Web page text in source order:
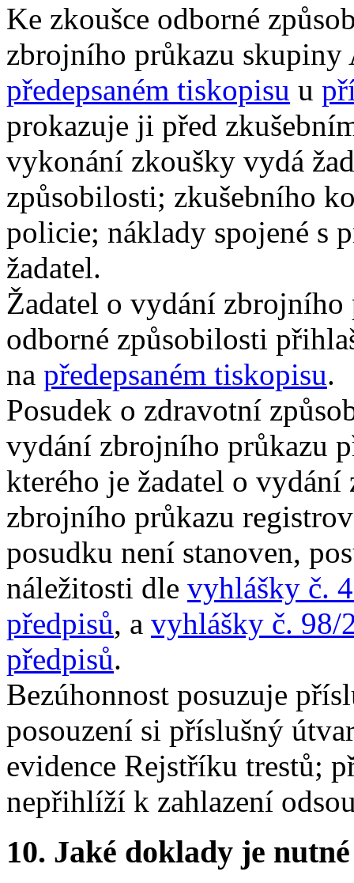
Ke zkoušce odborné
zbrojního průkazu skupiny
předepsaném tiskopisu u
prokazuje ji před
vykonání zkoušky vydá
způsobilosti; zkušebního
policie; náklady spojené s
žadatel.
Žadatel o vydání zbrojního
odborné způsobilosti
na předepsaném tiskopisu.
Posudek o zdravotní
vydání zbrojního průkazu
kterého je žadatel o
zbrojního průkazu
posudku není stanoven,
náležitosti dle vyhlášky č.
předpisů, a vyhlášky č. 98/
předpisů.
Bezúhonnost posuzuje
posouzení si příslušný
evidence Rejstříku trestů;
nepřihlíží k zahlazení
10. Jaké doklady je